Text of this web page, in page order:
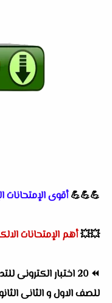
💪💪💪أقوى الإمتحانات
💥💥أهم الإمتحانات
⏪
20 اختبار الكترونى
للصف الاول و الثانى